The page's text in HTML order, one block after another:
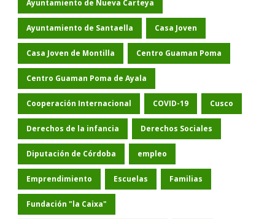
Ayuntamiento de Nueva Carteya
Ayuntamiento de Santaella Casa Joven
Casa Joven de Montilla Centro Guaman Poma
Centro Guaman Poma de Ayala
Cooperación Internacional COVID-19 Cusco
Derechos de la infancia Derechos Sociales
Diputación de Córdoba empleo
Emprendimiento Escuelas Familias
Fundación "la Caixa"